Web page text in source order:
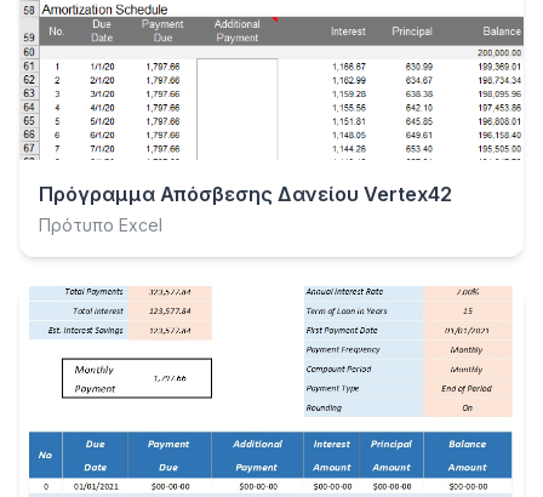
Πρόγραμμα Απόσβεσης Δανείου Vertex42
Πρότυπο Excel